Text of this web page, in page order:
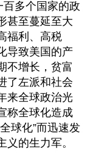
百多个国家的政
甚至蔓延至大
福利、高税
导致美国的产
不增长，贫富
了左派和社会
来全球政治光
称全球化造成
球化”而迅速发
的生力军。